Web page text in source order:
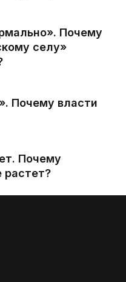
Почему
селу»
Почему власти
Почему
растет?